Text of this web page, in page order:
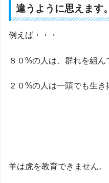
違うように思えます。
例えば・・・
８０%の人は、群れを組
２０%の人は一頭でも生き
羊は虎を教育できません。